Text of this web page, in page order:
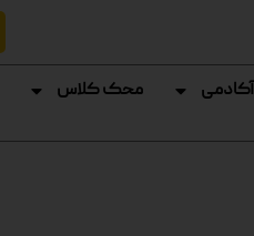
محک کلاس